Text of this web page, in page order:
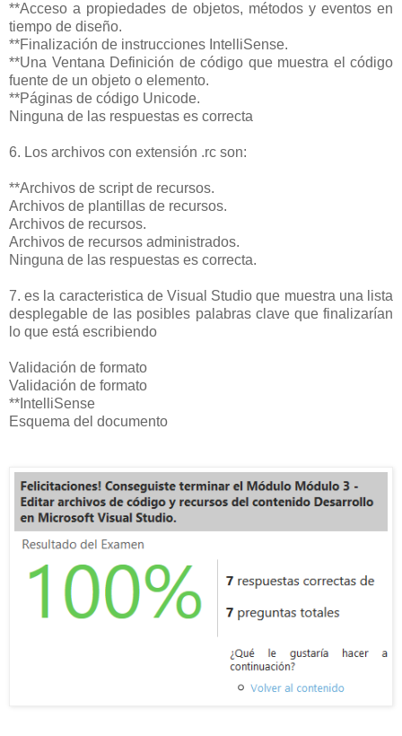
**Acceso a propiedades de objetos, métodos y eventos en
tiempo de diseño.
**Finalización de instrucciones IntelliSense.
**Una Ventana Definición de código que muestra el código
fuente de un objeto o elemento.
**Páginas de código Unicode.
Ninguna de las respuestas es correcta
6. Los archivos con extensión .rc son:
**Archivos de script de recursos.
Archivos de plantillas de recursos.
Archivos de recursos.
Archivos de recursos administrados.
Ninguna de las respuestas es correcta.
7. es la caracteristica de Visual Studio que muestra una lista
desplegable de las posibles palabras clave que finalizarían
lo que está escribiendo
Validación de formato
Validación de formato
**IntelliSense
Esquema del documento